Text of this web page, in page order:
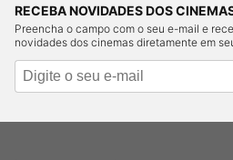
RECEBA NOVIDADES DOS
Preencha o campo com o seu e-mail e
novidades dos cinemas diretamente em